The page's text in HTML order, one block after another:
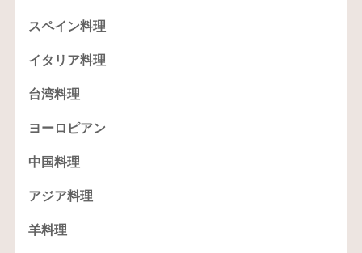
スペイン料理
イタリア料理
台湾料理
ヨーロピアン
中国料理
アジア料理
羊料理